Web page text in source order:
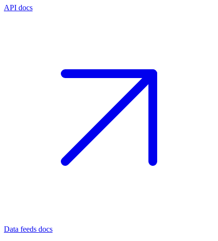
API docs
Data feeds docs